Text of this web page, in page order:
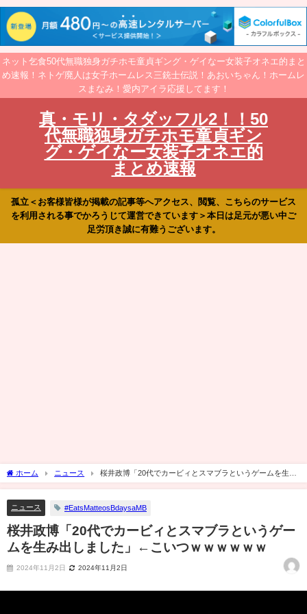
ネット乞食50代無職独身ガチホモ童貞ギング・ゲイなー女装子オネエ的まと
め速報！ネトゲ廃人は女子ホームレス三銃士伝説！あおいちゃん！ホームレ
スまなみ！愛内アイラ応援してます！
真・モリ・タダッフル2！！50
代無職独身ガチホモ童貞ギン
グ・ゲイなー女装子オネエ的
まとめ速報
孤立＜お客様皆様が掲載の記事等へアクセス、閲覧、こちらのサービス
を利用される事でかろうじて運営できています＞本日は足元が悪い中ご
足労頂き誠に有難うございます。
ホーム ニュース
桜井政博「20代でカービィとスマブラというゲームを生み
出しました」←こいつｗｗｗｗｗｗ
ニュース #EatsMatteosBdaysaMB
桜井政博「20代でカービィとスマブラというゲー
ムを生み出しました」←こいつｗｗｗｗｗｗ
2024年11月2日 2024年11月2日